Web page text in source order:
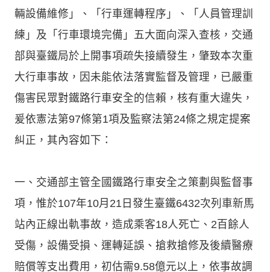
輛設備維修」、「行車運轉程序」、「人員管理訓
練」及「行車環境完備」五大面向深入查核，交通
部與臺鐵局於上開事項疏失接續發生，肇致本次重
大行車事故，因未能依法落實監督及管理，已嚴重
傷害民眾對鐵路行車安全的信賴，核有重大違失，
爰依憲法第97條第1項及監察法第24條之規定提案
糾正，其內容如下：
一、交通部主管全國鐵路行車安全之策劃與監督事
項，惟於107年10月21日發生臺鐵6432次列車新馬
站內正線出軌事故，造成乘客18人死亡、2百餘人
受傷，設備受損、運轉延誤、搶救搶修及後續醫療
賠償等支出費用，初估需9.58億元以上，依事故調